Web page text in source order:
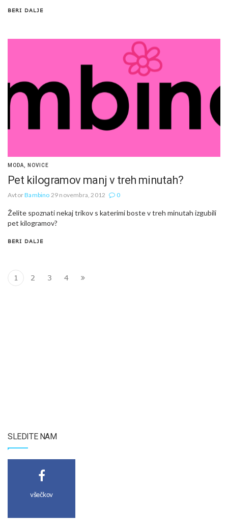
BERI DALJE
MODA NOVICE
Pet kilogramov manj v treh minutah?
AvtorBambino 29 novembra, 2012 0
Želite spoznati nekaj trikov s katerimi boste v treh minutah izgubili
pet kilogramov?
BERI DALJE
1 2 3 4
SLEDITE NAM
všečkov